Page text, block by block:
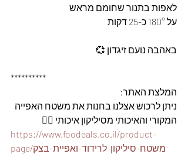
לאפות בתנור שחומם מראש
על 180° כ-25 דקות
באהבה נועם זיגדון 💞
**********
המלצת האתר:
ניתן לרכוש אצלנו בחנות את משטח האפייה
המקורי והאיכותי מסיליקון איכותי 👇🏽
https://www.foodeals.co.il/product-
page/משטח-סיליקון-לרידוד-ואפיית-בצק